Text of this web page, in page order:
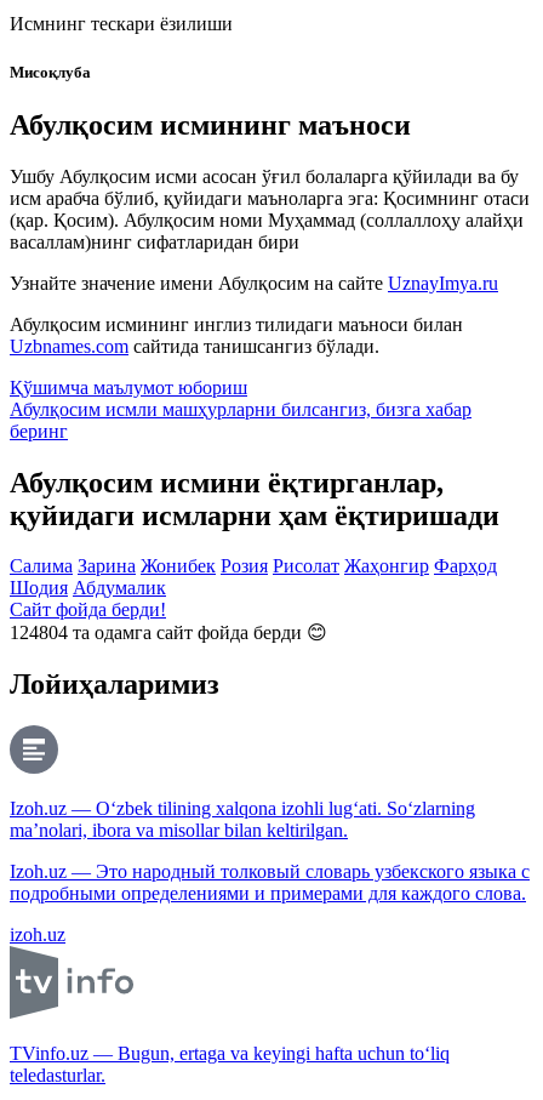
Исмнинг тескари ёзилиши
Мисоқлуба
Абулқосим исмининг маъноси
Ушбу Абулқосим исми асосан ўғил болаларга қўйилади ва бу
исм арабча бўлиб, қуйидаги маъноларга эга: Қосимнинг отаси
(қар. Қосим). Абулқосим номи Муҳаммад (соллаллоҳу алайҳи
васаллам)нинг сифатларидан бири
Узнайте значение имени Абулқосим на сайте UznayImya.ru
Абулқосим исмининг инглиз тилидаги маъноси билан
Uzbnames.com сайтида танишсангиз бўлади.
Қўшимча маълумот юбориш
Абулқосим исмли машҳурларни билсангиз, бизга хабар
беринг
Абулқосим исмини ёқтирганлар,
қуйидаги исмларни ҳам ёқтиришади
Салима Зарина Жонибек Розия Рисолат Жаҳонгир Фарҳод
Шодия Абдумалик
Сайт фойда берди!
124804 та одамга сайт фойда берди 😊
Лойиҳаларимиз
Izoh.uz — O‘zbek tilining xalqona izohli lug‘ati. So‘zlarning
ma’nolari, ibora va misollar bilan keltirilgan.
Izoh.uz — Это народный толковый словарь узбекского языка с
подробными определениями и примерами для каждого слова.
izoh.uz
TVinfo.uz — Bugun, ertaga va keyingi hafta uchun to‘liq
teledasturlar.